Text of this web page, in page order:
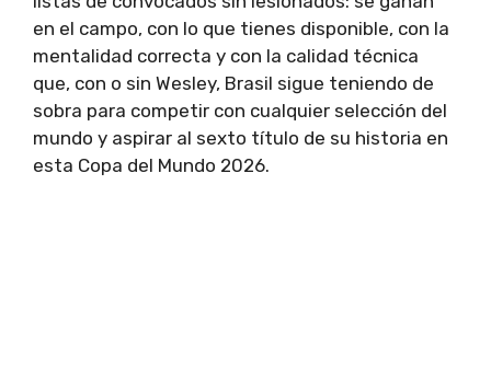
en el campo, con lo que tienes disponible, con la
mentalidad correcta y con la calidad técnica
que, con o sin Wesley, Brasil sigue teniendo de
sobra para competir con cualquier selección del
mundo y aspirar al sexto título de su historia en
esta Copa del Mundo 2026.